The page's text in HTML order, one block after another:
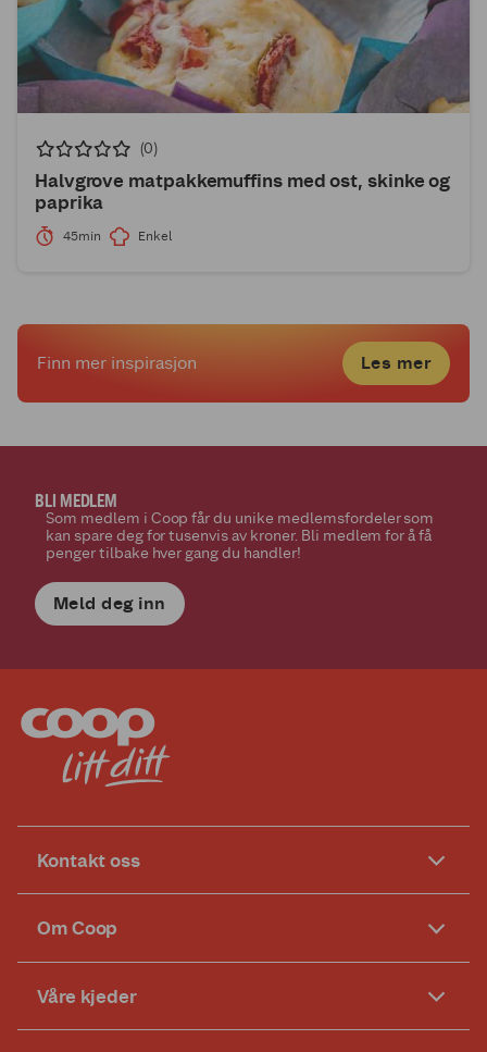
(0)
Halvgrove matpakkemuffins med ost, skinke og
paprika
45min Enkel
Finn mer inspirasjon Les mer
BLI MEDLEM
Som medlem i Coop får du unike medlemsfordeler som
kan spare deg for tusenvis av kroner. Bli medlem for å få
penger tilbake hver gang du handler!
Meld deg inn
Kontakt oss
Om Coop
Våre kjeder